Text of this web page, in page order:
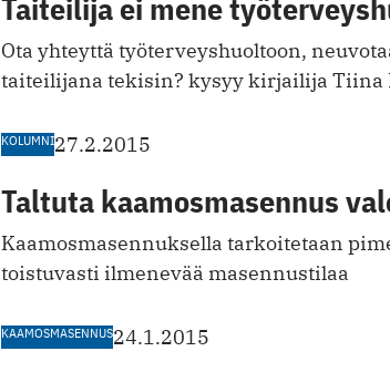
Taiteilija ei mene
Ota yhteyttä työterveyshuoltoon,
taiteilijana tekisin? kysyy kirjailija Tiina
KOLUMNI27.2.2015
Taltuta kaamosmasennus
Kaamosmasennuksella tarkoitetaan
toistuvasti ilmenevää masennustilaa
KAAMOSMASENNUS24.1.2015